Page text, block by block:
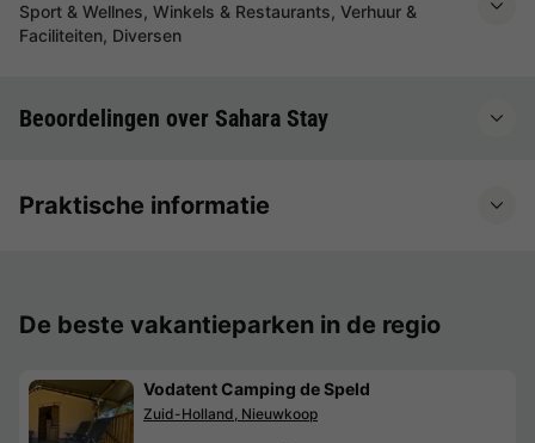
Sport & Wellnes, Winkels & Restaurants, Verhuur &
Faciliteiten, Diversen
Beoordelingen over Sahara Stay
Praktische informatie
De beste vakantieparken in de regio
Vodatent Camping de Speld
Zuid-Holland, Nieuwkoop